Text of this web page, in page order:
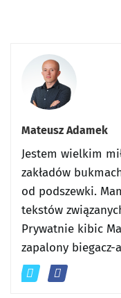
Mateusz Adamek
Jestem wielkim
zakładów
od podszewki.
tekstów
Prywatnie kibic
zapalony biegacz-